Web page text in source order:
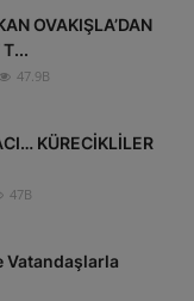
OVAKIŞLA’DAN
T...
47.9B
KÜRECİKLİLER
47B
Vatandaşlarla